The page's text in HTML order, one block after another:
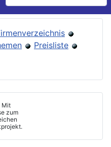
Preisliste
Mit
zum